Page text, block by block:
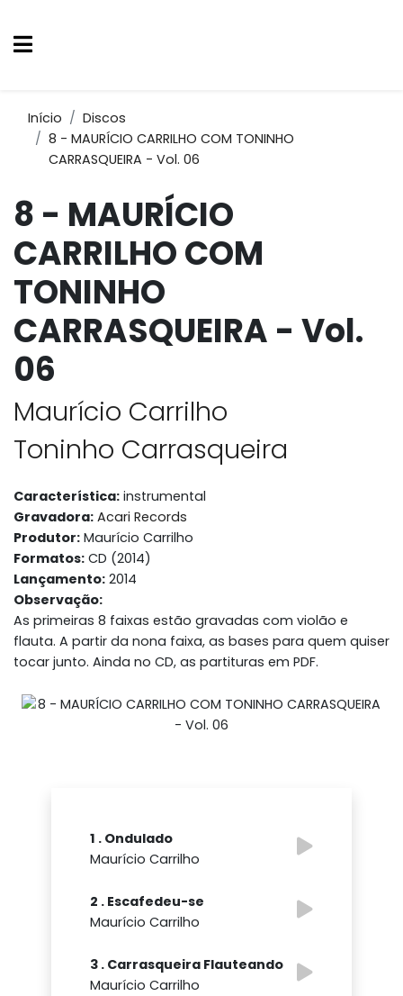
Início
Discos
8 - MAURÍCIO CARRILHO COM TONINHO
CARRASQUEIRA - Vol. 06
8 - MAURÍCIO
CARRILHO COM
TONINHO
CARRASQUEIRA - Vol.
06
Maurício Carrilho
Toninho Carrasqueira
Característica: instrumental
Gravadora: Acari Records
Produtor: Maurício Carrilho
Formatos: CD (2014)
Lançamento: 2014
Observação:
As primeiras 8 faixas estão gravadas com violão e
flauta. A partir da nona faixa, as bases para quem quiser
tocar junto. Ainda no CD, as partituras em PDF.
1 . Ondulado
Maurício Carrilho
2 . Escafedeu-se
Maurício Carrilho
3 . Carrasqueira Flauteando
Maurício Carrilho